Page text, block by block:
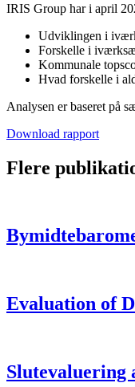
IRIS Group har i april
Udviklingen i
Forskelle i
Kommunale
Hvad forskelle i
Analysen er baseret på
Download rapport
Flere
Evaluation of
Slutevaluering